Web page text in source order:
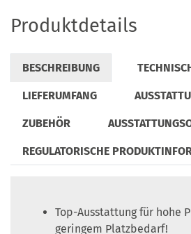
Produktdetails
BESCHREIBUNG
LIEFERUMFANG
ZUBEHÖR
REGULATORISCHE
Top-Ausstattung für hohe
geringem Platzbedarf!